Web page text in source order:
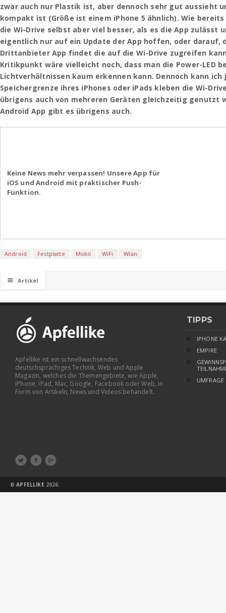
zwar auch nur Plastik ist, aber dennoch sehr gut aussieht
kompakt ist (Größe ist einem iPhone 5 ähnlich). Wie
die Wi-Drive selbst aber viel besser, als es die App zulässt
eigentlich nur auf ein Update der App hoffen, oder darauf,
Drittanbieter App findet die auf die Wi-Drive zugreifen
Kritikpunkt wäre vielleicht noch, dass man die Power-LED
Lichtverhältnissen kaum erkennen kann. Dennoch kann ich
Speichergrenze ihres iPhones oder iPads kleben die Wi-
übrigens auch von mehreren Geräten gleichzeitig genutzt
Android App gibt es übrigens auch.
Keine News mehr verpassen! Unsere App für
iOS und Android mit praktischer Push-
Funktion.
Android Festplatte Mobil WiFi Wlan
☰ Artikel
Apfellike ist ein schnellwachsendes
deutschsprachiges Technik, Web und Apple
Magazin, welches die Themengebiete, wie Apple,
iPhone, iPad, Mac, Google, Facebook oder Web, in
Form von Artikeln, News und Videos behandelt.
  
TIPPS
IPHONE
EMPIRE
UMFRAGE
©APFELLIKE 2026.